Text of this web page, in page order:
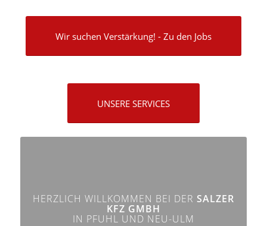
Wir suchen Verstärkung! - Zu den Jobs
UNSERE SERVICES
HERZLICH WILLKOMMEN BEI DER SALZER
KFZ GMBH
IN PFUHL UND NEU-ULM